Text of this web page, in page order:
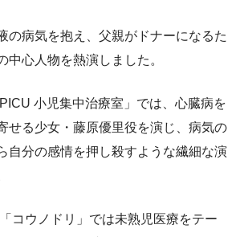
の病気を抱え、父親がドナーになるた
中心人物を熱演しました。
小児集中治療室」では、心臓病を
せる少女・藤原優里役を演じ、病気の
自分の感情を押し殺すような繊細な演
コウノドリ」では未熟児医療をテー